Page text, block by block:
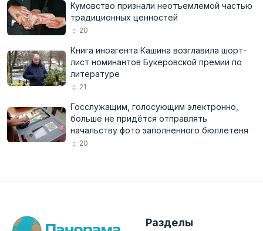
Кумовство признали неотъемлемой частью
традиционных ценностей
20
Книга иноагента Кашина возглавила шорт-
лист номинантов Букеровской премии по
литературе
21
Госслужащим, голосующим электронно,
больше не придётся отправлять
начальству фото заполненного бюллетеня
20
Разделы